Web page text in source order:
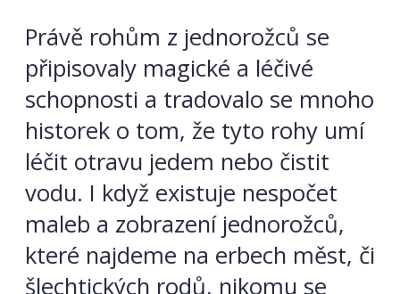
Právě rohům z jednorožců se
připisovaly magické a léčivé
schopnosti a tradovalo se mnoho
historek o tom, že tyto rohy umí
léčit otravu jedem nebo čistit
vodu. I když existuje nespočet
maleb a zobrazení jednorožců,
které najdeme na erbech měst, či
šlechtických rodů, nikomu se